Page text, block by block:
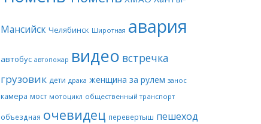
Мансийск Челябинск Широтная авария
автобус автопожар видео встречка
грузовик дети драка женщина за рулем занос
камера мост мотоцикл общественный транспорт
объездная очевидец перевертыш пешеход